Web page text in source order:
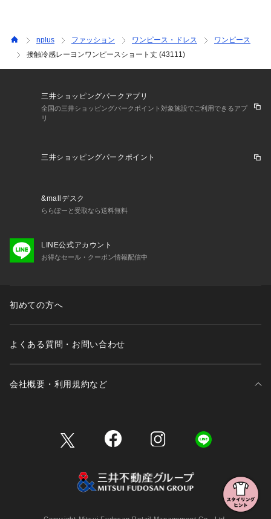
nplus ファッション ワンピース・ドレス
ワンピース
接触冷感レーヨンワンピースショート丈 (43111)
三井ショッピングパークアプリ
全国の三井ショッピングパークポイント対象施設でご利用できるアプ
リ
三井ショッピングパークポイント
&mallデスク
ららぽーと受取なら送料無料
LINE公式アカウント
お得なセール・クーポン情報配信中
初めての方へ
よくある質問・お問い合わせ
会社概要・利用規約など